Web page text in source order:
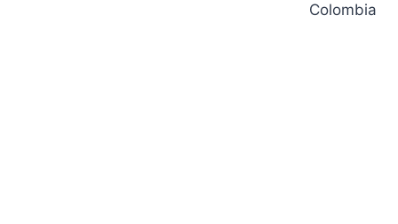
Colombia